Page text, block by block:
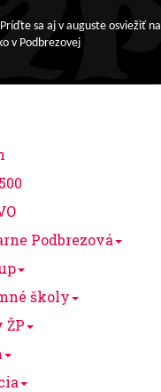
Príďte sa aj v auguste osviežiť na
v Podbrezovej
Podbrezová
školy
ŽP